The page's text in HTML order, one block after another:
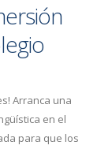
Arranca una
en el
para que los